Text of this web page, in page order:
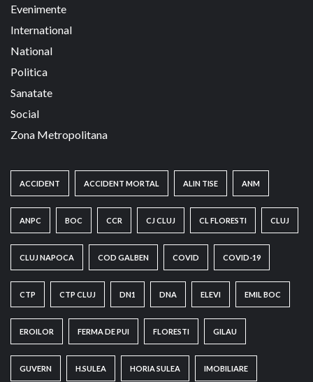
Evenimente
International
National
Politica
Sanatate
Social
Zona Metropolitana
ACCIDENT ACCIDENT MORTAL ALIN TISE ANM
ANPC BOC CCR CJ CLUJ CL FLORESTI CLUJ
CLUJ NAPOCA COD GALBEN COVID COVID-19
CTP CTP CLUJ DN1 DNA ELEVI EMIL BOC
EROILOR FERMA DE PUI FLORESTI GILAU
GUVERN H.SULEA HORIA SULEA IMOBILIARE